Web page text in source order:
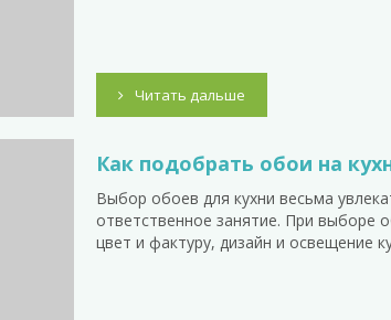
Читать дальше
Как подобрать обои на
Выбор обоев для кухни весьма
ответственное занятие. При выборе
цвет и фактуру, дизайн и освещение